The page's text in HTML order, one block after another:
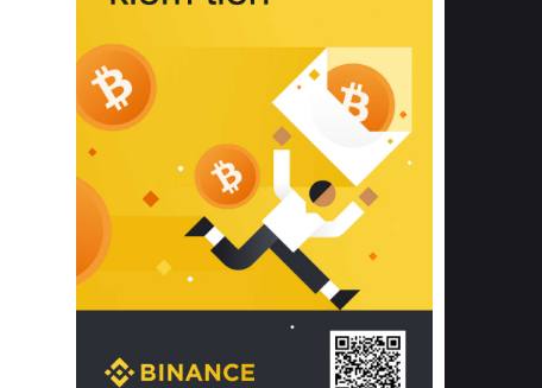
tế còn giúp ngăn ngừa tình trạng kích
khuẩn và nấm mốc trong điều kiện
thời tiết nóng ẩm. Bạn có thể tìm hiểu
thêm các nghiên cứu khoa học về tác
động của giấc ngủ và môi trường
phòng ngủ đối với sức khỏe con
người tại Sleep Foundation (External
Link) để có cái nhìn toàn diện hơn.
2. Các tiêu chí vàng khi lựa chọn
chăn ga gối đệm cao cấp cho phòng
ngủ
Để sở hữu một bộ chăn ga gối đệm
cao cấp hoàn hảo cả về thẩm mỹ lẫn
công năng, người tiêu dùng cần cân
nhắc kỹ lưỡng các tiêu chí quan trọng